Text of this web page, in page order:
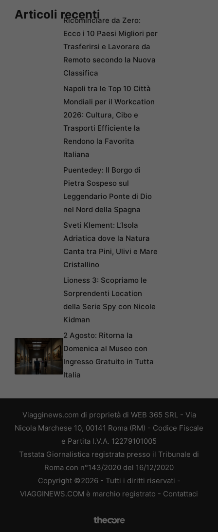
Articoli recentiRicominciare da Zero:
Ecco i 10 Paesi Migliori per
Trasferirsi e Lavorare da
Remoto secondo la Nuova
Classifica
Napoli tra le Top 10 Città
Mondiali per il Workcation
2026: Cultura, Cibo e
Trasporti Efficiente la
Rendono la Favorita
Italiana
Puentedey: Il Borgo di
Pietra Sospeso sul
Leggendario Ponte di Dio
nel Nord della Spagna
Sveti Klement: L’Isola
Adriatica dove la Natura
Canta tra Pini, Ulivi e Mare
Cristallino
Lioness 3: Scopriamo le
Sorprendenti Location
della Serie Spy con Nicole
Kidman
2 Agosto: Ritorna la
Domenica al Museo con
Ingresso Gratuito in Tutta
Italia
Viagginews.com di proprietà di WEB 365 SRL - Via
Nicola Marchese 10, 00141 Roma (RM) - Codice Fiscale
e Partita I.V.A. 12279101005
Testata Giornalistica registrata presso il Tribunale di
Roma con n°143/2020 del 16/12/2020
Copyright ©2026 - Tutti i diritti riservati -
VIAGGINEWS.COM è marchio registrato - Contattaci